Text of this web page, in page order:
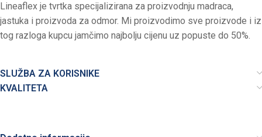
Lineaflex je tvrtka specijalizirana za proizvodnju madraca,
jastuka i proizvoda za odmor. Mi proizvodimo sve proizvode i iz
tog razloga kupcu jamčimo najbolju cijenu uz popuste do 50%.
SLUŽBA ZA KORISNIKE
KVALITETA